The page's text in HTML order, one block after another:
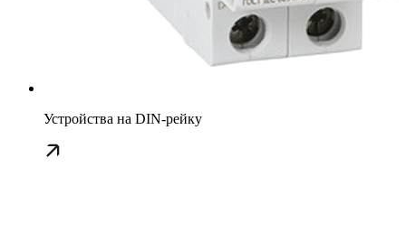
Устройства на DIN-рейку